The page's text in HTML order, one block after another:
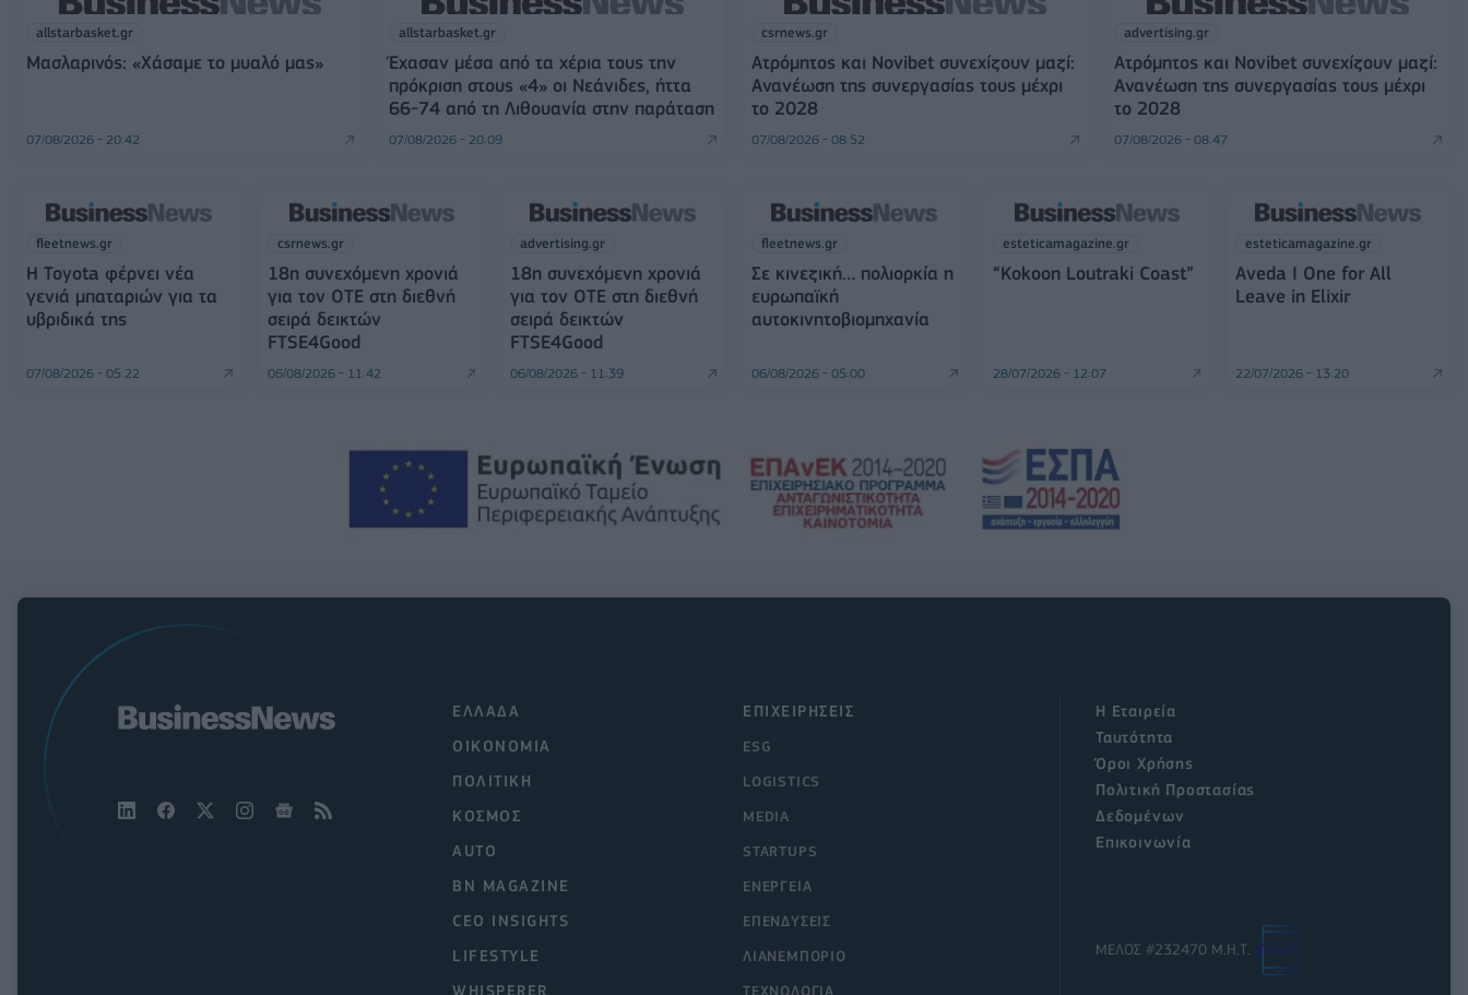
allstarbasket.gr
Μασλαρινός: «Χάσαμε το μυαλό μας»
07/08/2026 - 20:42
allstarbasket.gr
Έχασαν μέσα από τα χέρια τους την
πρόκριση στους «4» οι Νεάνιδες, ήττα
66-74 από τη Λιθουανία στην παράταση
07/08/2026 - 20:09
csrnews.gr
Ατρόμητος και Novibet συνεχίζουν μαζί:
Ανανέωση της συνεργασίας τους μέχρι
το 2028
07/08/2026 - 08:52
advertising.gr
Ατρόμητος και Novibet συνεχίζουν μαζί:
Ανανέωση της συνεργασίας τους μέχρι
το 2028
07/08/2026 - 08:47
fleetnews.gr
Η Toyota φέρνει νέα
γενιά μπαταριών για τα
υβριδικά της
07/08/2026 - 05:22
csrnews.gr
18η συνεχόμενη χρονιά
για τον ΟΤΕ στη διεθνή
σειρά δεικτών
FTSE4Good
06/08/2026 - 11:42
advertising.gr
18η συνεχόμενη χρονιά
για τον ΟΤΕ στη διεθνή
σειρά δεικτών
FTSE4Good
06/08/2026 - 11:39
fleetnews.gr
Σε κινεζική… πολιορκία η
ευρωπαϊκή
αυτοκινητοβιομηχανία
06/08/2026 - 05:00
esteticamagazine.gr
“Kokoon Loutraki Coast”
28/07/2026 - 12:07
esteticamagazine.gr
Aveda I One for All
Leave in Elixir
22/07/2026 - 13:20
ΕΠΙΧΕΙΡΗΣΕΙΣ
ESG
LOGISTICS
MEDIA
STARTUPS
ΕΝΕΡΓΕΙΑ
ΕΠΕΝΔΥΣΕΙΣ
ΛΙΑΝΕΜΠΟΡΙΟ
ΤΕΧΝΟΛΟΓΙΑ
ΕΛΛΑΔΑ
ΟΙΚΟΝΟΜΙΑ
ΠΟΛΙΤΙΚΗ
ΚΟΣΜΟΣ
AUTO
BN MAGAZINE
CEO INSIGHTS
LIFESTYLE
WHISPERER
Η Εταιρεία
Ταυτότητα
Όροι Χρήσης
Πολιτική Προστασίας
Δεδομένων
Επικοινωνία
ΜΕΛΟΣ #232470 Μ.Η.Τ.